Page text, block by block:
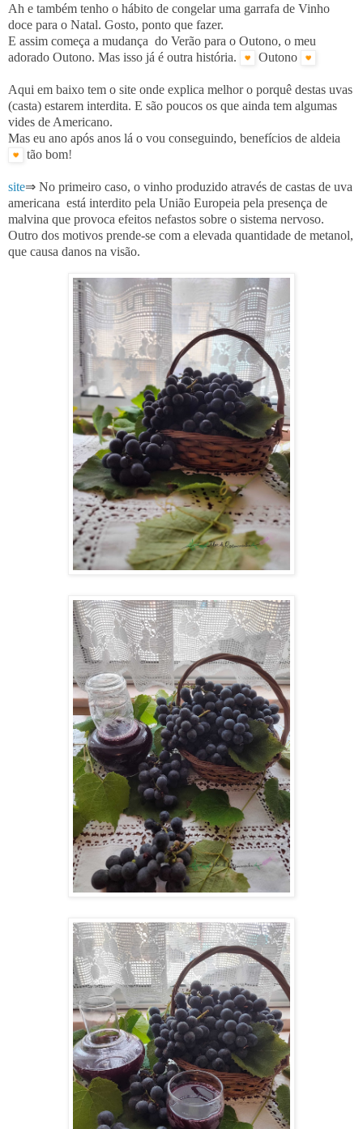
Ah e também tenho o hábito de congelar uma garrafa de Vinho
doce para o Natal. Gosto, ponto que fazer.
E assim começa a mudança do Verão para o Outono, o meu
adorado Outono. Mas isso já é outra história.
Outono
Aqui em baixo tem o site onde explica melhor o porquê destas uvas
(casta) estarem interdita. E são poucos os que ainda tem algumas
vides de Americano.
Mas eu ano após anos lá o vou conseguindo, benefícios de aldeia
tão bom!
site⇒ No primeiro caso, o vinho produzido através de castas de uva
americana está interdito pela União Europeia pela presença de
malvina que provoca efeitos nefastos sobre o sistema nervoso.
Outro dos motivos prende-se com a elevada quantidade de metanol,
que causa danos na visão.